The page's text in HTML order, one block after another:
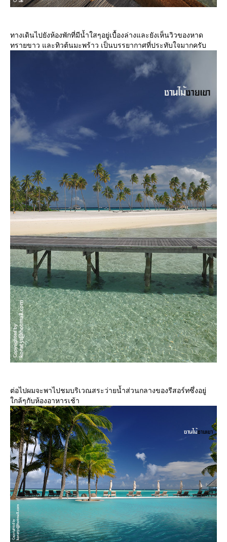
ทางเดินไปยังห้องพักที่มีน้ำใสๆอยู่เบื้องล่างและยังเห็นวิวของหาด
ทรายขาว และทิวต้นมะพร้าว เป็นบรรยากาศที่ประทับใจมากครับ
ต่อไปผมจะพาไปชมบริเวณสระว่ายน้ำส่วนกลางของรีสอร์ทซึ่งอยู่
กล้ๆกับห้องอาหารเช้า